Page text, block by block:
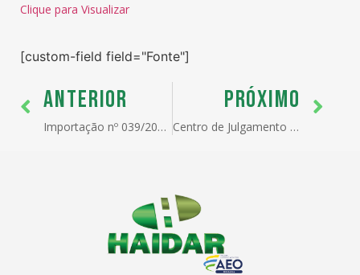
Clique para Visualizar
[custom-field field="Fonte"]
ANTERIOR
Importação nº 039/2024 – Desativação de modelo de LPCO da ANVISA
PRÓXIMO
Centro de Julgamento de Penalidade Aduaneiras (Cejul) completa 9 meses